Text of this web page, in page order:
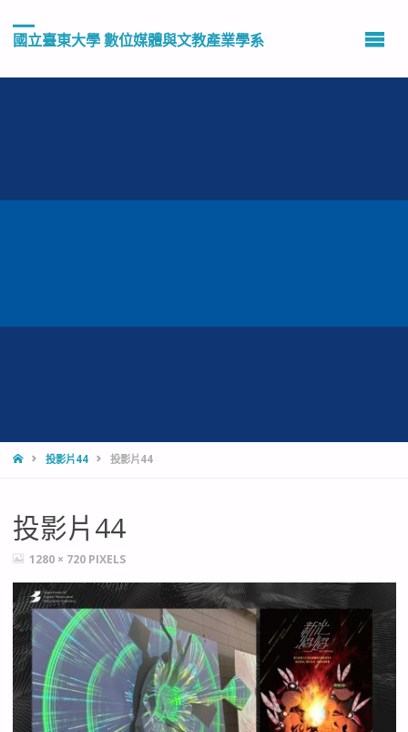
國立臺東大學 數位媒體與文教產業學系
HOME投影片44 投影片44
投影片44
FULL1280 × 720 PIXELS